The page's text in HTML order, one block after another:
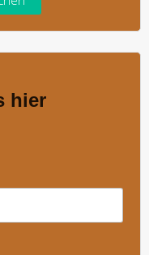
hier